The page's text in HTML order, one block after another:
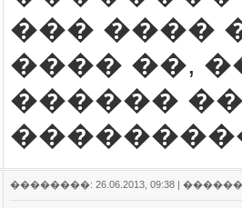
��� ����
���� ��,
������
��������: 26.06.2013, 09:38 |